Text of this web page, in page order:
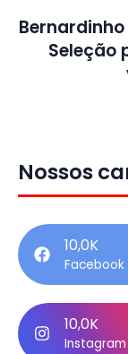
Seleção
Nossos
10,0K
Facebook
10,0K
Instagram